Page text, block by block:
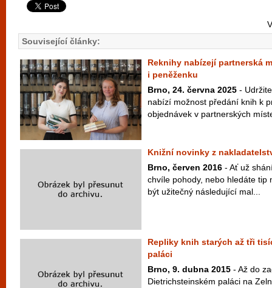
Související články:
Reknihy nabízejí partnerská
i peněženku
Brno, 24. června 2025 -
nabízí možnost předání knih k
objednávek v partnerských
Knižní novinky z
Brno, červen 2016 - Ať už
chvíle pohody, nebo hledáte tip
být užitečný následující mal...
Repliky knih starých až tři
paláci
Brno, 9. dubna 2015 - Až do
Dietrichsteinském paláci na